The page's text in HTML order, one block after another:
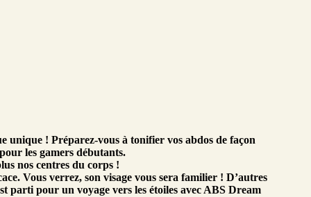
unique ! Préparez-vous à tonifier vos abdos de façon
les gamers débutants.
nos centres du corps !
Vous verrez, son visage vous sera familier ! D’autres
parti pour un voyage vers les étoiles avec ABS Dream